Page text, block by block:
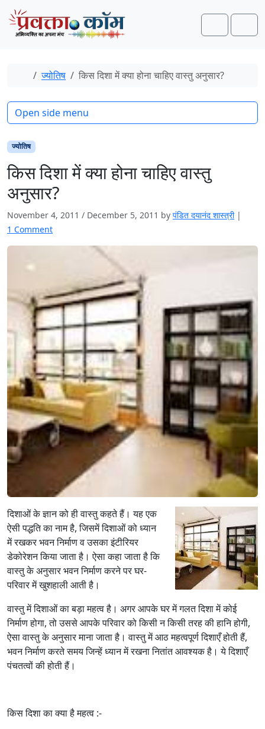
Skip to content
Skip to footer
Search
Home
ज्योतिष किस दिशा में क्या होना चाहिए वास्तु अनुसार?
ज्योतिष
किस दिशा में क्या होना चाहिए वास्तु
अनुसार?
November 4, 2011 / December 5, 2011 by पंडित दयानंद शास्त्री |
1 Commento
शा
में
क्या
हो
ना
चा
हि
ए
स्तु
अ
नु
सा
र
दिशाओं के ज्ञान को ही वास्तु कहते हैं। यह एक
ऐसी पद्धति का नाम है, जिसमें दिशाओं को ध्यान
में रखकर भवन निर्माण व उसका इंटीरियर
डेकोरेशन किया जाता है। ऐसा कहा जाता है कि
वास्तु के अनुसार भवन निर्माण करने पर घर-
परिवार में खुशहाली आती है।
वास्तु में दिशाओं का बड़ा महत्व है। अगर आपके घर में गलत दिशा में कोई
निर्माण होगा, तो उससे आपके परिवार को किसी न किसी तरह की हानि होगी,
ऐसा वास्तु के अनुसार माना जाता है। वास्तु में आठ महत्वपूर्ण दिशाएँ होती हैं,
भवन निर्माण करते समय जिन्हें ध्यान में रखना नितांत आवश्यक है। ये दिशाएँ
पंचतत्वों की होती हैं।
किस दिशा का क्या है महत्व :-
Open side menu